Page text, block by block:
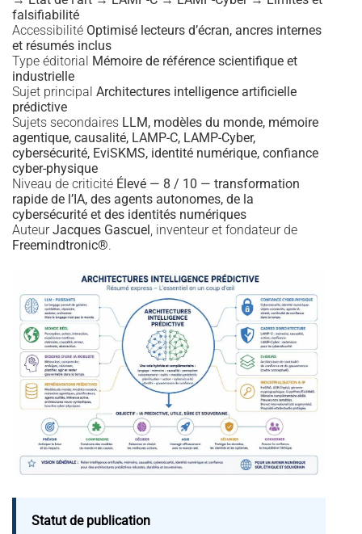
falsifiabilité
Accessibilité Optimisé lecteurs d’écran, ancres internes
et résumés inclus
Type éditorial Mémoire de référence scientifique et
industrielle
Sujet principal Architectures intelligence artificielle
prédictive
Sujets secondaires LLM, modèles du monde, mémoire
agentique, causalité, LAMP-C, LAMP-Cyber,
cybersécurité, EviSKMS, identité numérique, confiance
cyber-physique
Niveau de criticité Élevé — 8 / 10 — transformation
rapide de l’IA, des agents autonomes, de la
cybersécurité et des identités numériques
AuteurJacques Gascuel , inventeur et fondateur de
Freemindtronic®.
Statut de publication